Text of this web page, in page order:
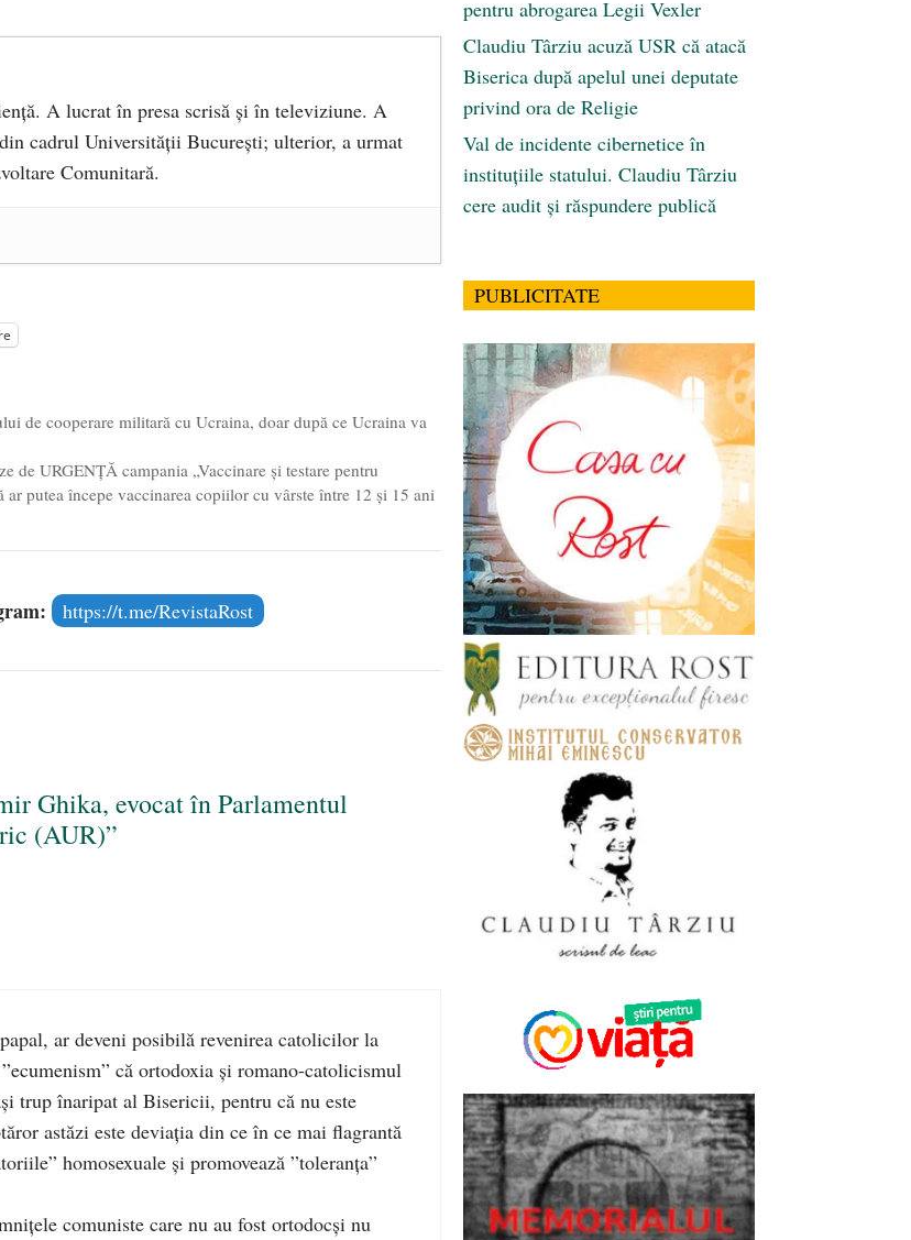
A lucrat în presa scrisă și în televiziune. A
cadrul Universității București; ulterior, a urmat
Comunitară.
2024
de autorizare pentru comercializare în UE
de cooperare militară cu Ucraina, doar după ce Ucraina va
URGENȚĂ campania „Vaccinare și testare pentru
putea începe vaccinarea copiilor cu vârste între 12 și 15 ani
https://t.me/RevistaRost
Ghika, evocat în Parlamentul
(AUR)”
ar deveni posibilă revenirea catolicilor la
că ortodoxia și romano-catolicismul
trup înaripat al Bisericii, pentru că nu este
astăzi este deviația din ce în ce mai flagrantă
homosexuale și promovează ”toleranța”
comuniste care nu au fost ortodocși nu
pentru abrogarea Legii Vexler
Claudiu Târziu acuză USR că atacă
Biserica după apelul unei deputate
privind ora de Religie
Val de incidente cibernetice în
instituțiile statului. Claudiu Târziu
cere audit și răspundere publică
PUBLICITATE